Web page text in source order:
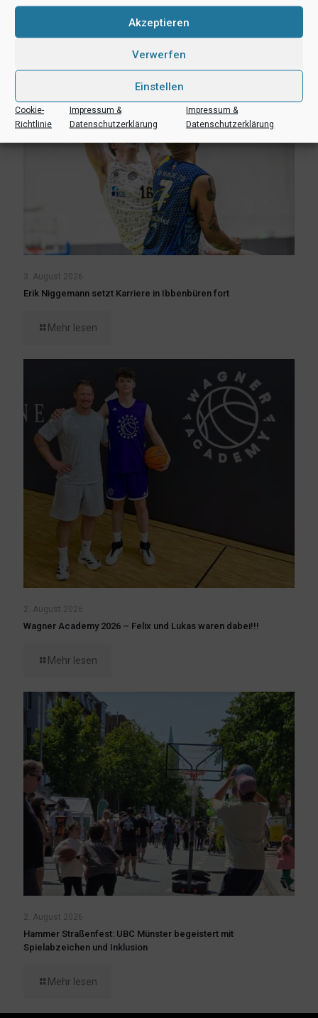
Akzeptieren
Verwerfen
Einstellen
Cookie-
Richtlinie
Impressum &
Datenschutzerklärung
Impressum &
Datenschutzerklärung
3. August 2026
Erik Niggemann setzt Karriere in Ibbenbüren fort
Mehr lesen
2. August 2026
Wagner Academy 2026 – Felix und Lukas waren dabei!!!
Mehr lesen
2. August 2026
Hammer Straßenfest: UBC Münster begeistert mit
Spielabzeichen und Inklusion
Mehr lesen